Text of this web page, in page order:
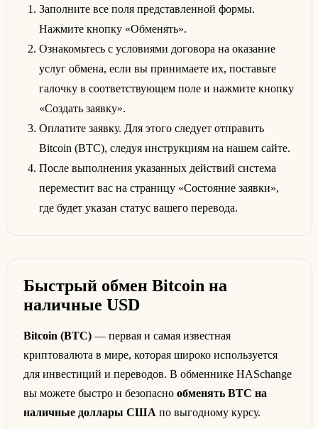
Заполните все поля представленной формы.
Нажмите кнопку «Обменять».
Ознакомьтесь с условиями договора на оказание
услуг обмена, если вы принимаете их, поставьте
галочку в соответствующем поле и нажмите кнопку
«Создать заявку».
Оплатите заявку. Для этого следует отправить
Bitcoin (BTC), следуя инструкциям на нашем сайте.
После выполнения указанных действий система
переместит вас на страницу «Состояние заявки»,
где будет указан статус вашего перевода.
Быстрый обмен Bitcoin на
наличные USD
Bitcoin (BTC) — первая и самая известная
криптовалюта в мире, которая широко используется
для инвестиций и переводов. В обменнике HASchange
вы можете быстро и безопасно обменять BTC на
наличные доллары США по выгодному курсу.